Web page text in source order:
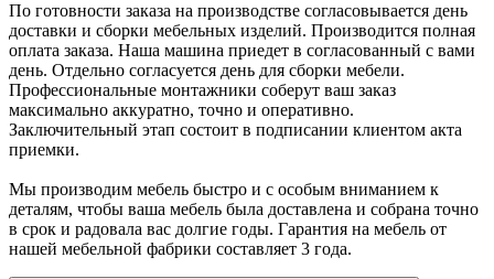
По готовности заказа на производстве согласовывается день
доставки и сборки мебельных изделий. Производится полная
оплата заказа. Наша машина приедет в согласованный с вами
день. Отдельно согласуется день для сборки мебели.
Профессиональные монтажники соберут ваш заказ
максимально аккуратно, точно и оперативно.
Заключительный этап состоит в подписании клиентом акта
приемки.
Мы производим мебель быстро и с особым вниманием к
деталям, чтобы ваша мебель была доставлена и собрана точно
в срок и радовала вас долгие годы. Гарантия на мебель от
нашей мебельной фабрики составляет 3 года.